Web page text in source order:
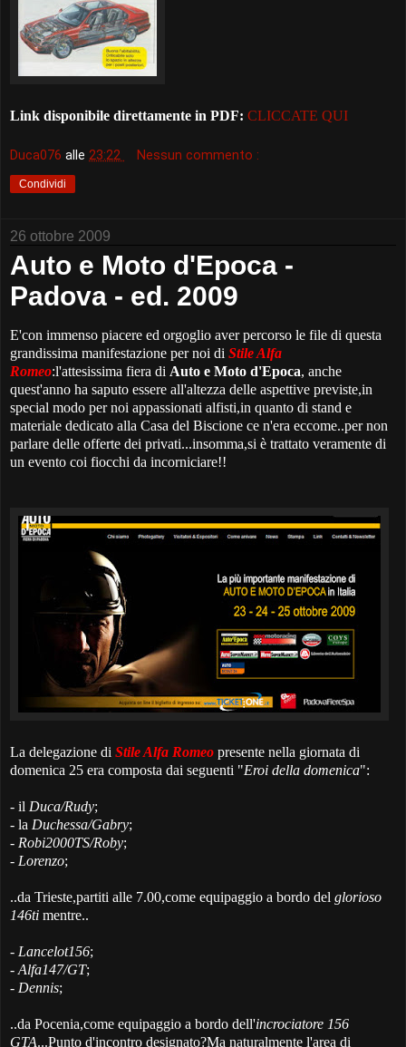
Link disponibile direttamente in PDF: CLICCATE QUI
Duca076 alle 23:22 Nessun commento :
Condividi
26 ottobre 2009
Auto e Moto d'Epoca -
Padova - ed. 2009
E'con immenso piacere ed orgoglio aver percorso le file di questa
grandissima manifestazione per noi di Stile Alfa
Romeo:l'attesissima fiera di Auto e Moto d'Epoca, anche
quest'anno ha saputo essere all'altezza delle aspettive previste,in
special modo per noi appassionati alfisti,in quanto di stand e
materiale dedicato alla Casa del Biscione ce n'era eccome..per non
parlare delle offerte dei privati...insomma,si è trattato veramente di
un evento coi fiocchi da incorniciare!!
La delegazione di Stile Alfa Romeo presente nella giornata di
domenica 25 era composta dai seguenti "Eroi della domenica":
- il Duca/Rudy;
- la Duchessa/Gabry;
- Robi2000TS/Roby;
- Lorenzo;
..da Trieste,partiti alle 7.00,come equipaggio a bordo del glorioso
146ti mentre..
- Lancelot156;
- Alfa147/GT;
- Dennis;
..da Pocenia,come equipaggio a bordo dell'incrociatore 156
GTA...Punto d'incontro designato?Ma naturalmente l'area di